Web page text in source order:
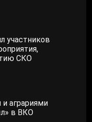
участников
СКО
и аграриями
в ВКО